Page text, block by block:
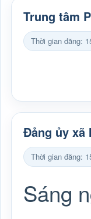
Trung tâm
Thời gian đăng:
Đảng ủy xã
Thời gian đăng:
Sáng